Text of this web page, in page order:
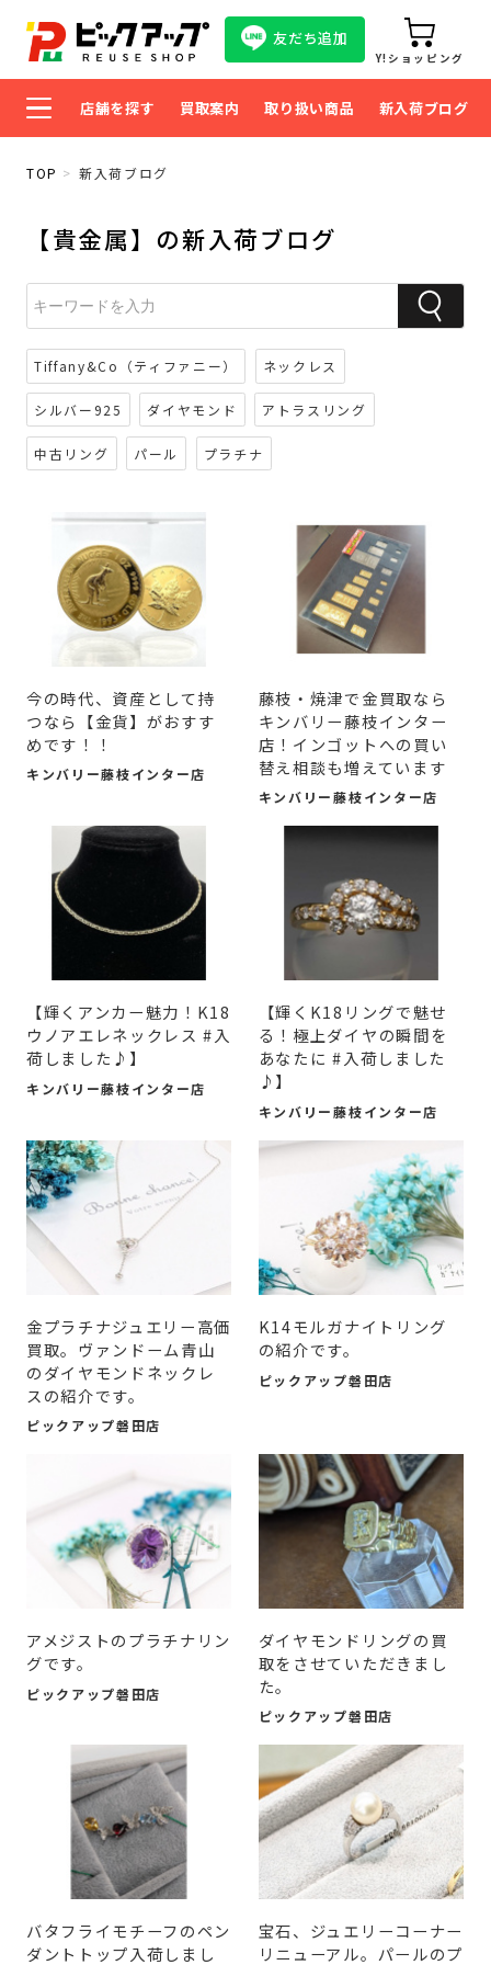
友だち追加
Y!ショッピング
店舗を探す 買取案内 取り扱い商品 新入荷ブログ
TOP 新入荷ブログ
【貴金属】の新入荷ブログ
Tiffany&Co（ティファニー） ネックレス
シルバー925 ダイヤモンド アトラスリング
中古リング パール プラチナ
今の時代、資産として持
つなら【金貨】がおすす
めです！！
キンバリー藤枝インター店
藤枝・焼津で金買取なら
キンバリー藤枝インター
店！インゴットへの買い
替え相談も増えています
キンバリー藤枝インター店
​【輝くアンカー魅力！K18
ウノアエレネックレス #入
荷しました♪】
キンバリー藤枝インター店
【輝くK18リングで魅せ
る！極上ダイヤの瞬間を
あなたに #入荷しました
♪】
キンバリー藤枝インター店
金プラチナジュエリー高価
買取。ヴァンドーム青山
のダイヤモンドネックレ
スの紹介です。
ピックアップ磐田店
K14モルガナイトリング
の紹介です。
ピックアップ磐田店
アメジストのプラチナリン
グです。
ピックアップ磐田店
ダイヤモンドリングの買
取をさせていただきまし
た。
ピックアップ磐田店
バタフライモチーフのペン
ダントトップ入荷しまし
宝石、ジュエリーコーナー
リニューアル。パールのプ